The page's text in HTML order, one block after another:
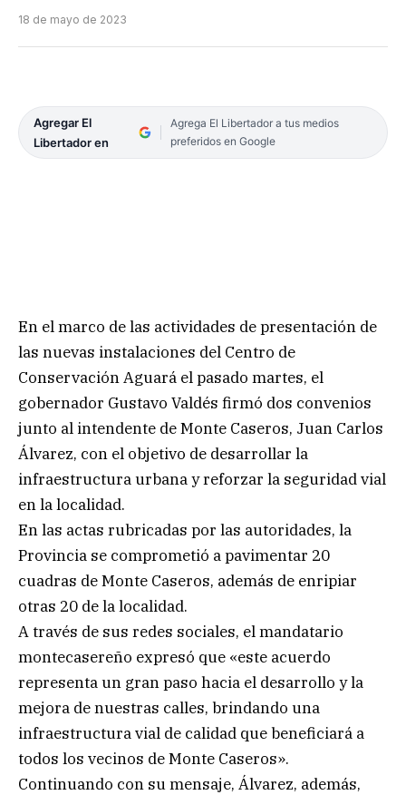
18 de mayo de 2023
Agregar El
Libertador en
Agrega El Libertador a tus medios
preferidos en Google
En el marco de las actividades de presentación de
las nuevas instalaciones del Centro de
Conservación Aguará el pasado martes, el
gobernador Gustavo Valdés firmó dos convenios
junto al intendente de Monte Caseros, Juan Carlos
Álvarez, con el objetivo de desarrollar la
infraestructura urbana y reforzar la seguridad vial
en la localidad.
En las actas rubricadas por las autoridades, la
Provincia se comprometió a pavimentar 20
cuadras de Monte Caseros, además de enripiar
otras 20 de la localidad.
A través de sus redes sociales, el mandatario
montecasereño expresó que «este acuerdo
representa un gran paso hacia el desarrollo y la
mejora de nuestras calles, brindando una
infraestructura vial de calidad que beneficiará a
todos los vecinos de Monte Caseros».
Continuando con su mensaje, Álvarez, además,